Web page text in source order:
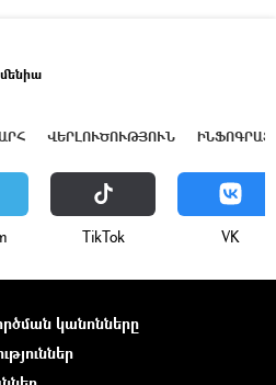
ՎԵՐԼՈՒԾՈՒԹՅՈՒՆ
ТikТоk VK
կանոնները